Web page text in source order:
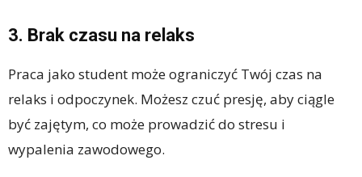
3. Brak czasu na relaks
Praca jako student może ograniczyć Twój czas na
relaks i odpoczynek. Możesz czuć presję, aby ciągle
być zajętym, co może prowadzić do stresu i
wypalenia zawodowego.